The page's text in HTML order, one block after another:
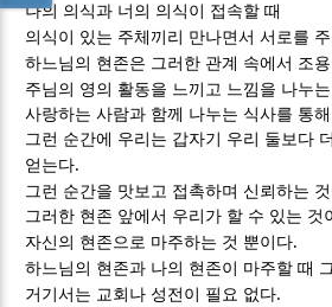
나의 의식과 너의 의식이 접속할 때
의식이 있는 주체끼리 만나면서 서로를
하느님의 현존은 그러한 관계 속에서 조
주님의 영의 활동을 느끼고 느낌을 나누
사랑하는 사람과 함께 나누는 식사를 통해
그런 순간에 우리는 갑자기 우리 둘보다
얻는다.
그런 순간을 맛보고 접촉하며 신뢰하는
그러한 현존 앞에서 우리가 할 수 있는 것
자신의 현존으로 마주하는 것 뿐이다.
하느님의 현존과 나의 현존이 마주할 때
거기서는 교회나 성전이 필요 없다.